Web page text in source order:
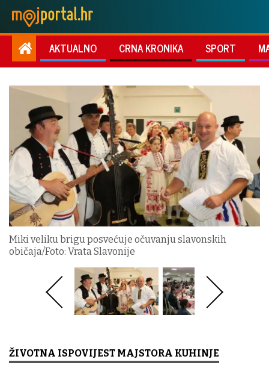
AKTUALNO CRNA KRONIKA SPORT
Miki veliku brigu posvećuje očuvanju slavonskih
običaja/Foto: Vrata Slavonije
ŽIVOTNA ISPOVIJEST MAJSTORA KUHINJE